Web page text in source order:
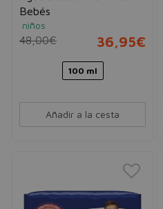
Bebés
niños
48,00€ 36,95€
100 ml
Añadir a la cesta